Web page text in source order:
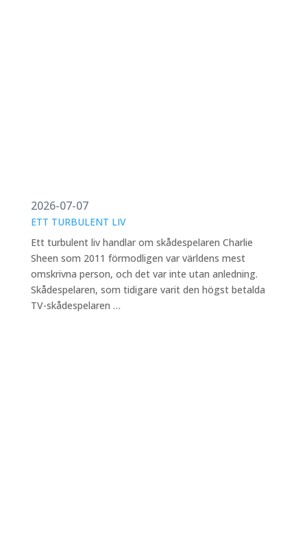
2026-07-07
ETT TURBULENT LIV
Ett turbulent liv handlar om skådespelaren Charlie
Sheen som 2011 förmodligen var världens mest
omskrivna person, och det var inte utan anledning.
Skådespelaren, som tidigare varit den högst betalda
TV-skådespelaren …